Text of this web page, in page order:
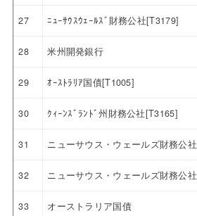
27 ﾆｭｰｻｳｽｳｪｰﾙｽﾞ財務公社[T3179]
28 米州開発銀行
29 ｵｰｽﾄﾗﾘｱ国債[T1005]
30 ｸｨｰﾝｽﾞﾗﾝﾄﾞ州財務公社[T3165]
31 ニューサウス・ウェールズ財務公社
32 ニューサウス・ウェールズ財務公社
33 オーストラリア国債